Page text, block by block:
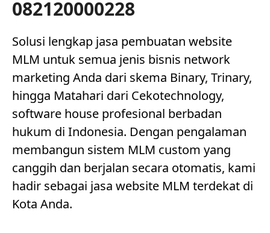
082120000228
Solusi lengkap jasa pembuatan website
MLM untuk semua jenis bisnis network
marketing Anda dari skema Binary, Trinary,
hingga Matahari dari Cekotechnology,
software house profesional berbadan
hukum di Indonesia. Dengan pengalaman
membangun sistem MLM custom yang
canggih dan berjalan secara otomatis, kami
hadir sebagai jasa website MLM terdekat di
Kota Anda.